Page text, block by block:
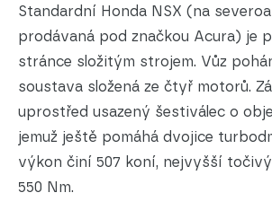
Standardní Honda NSX (na
prodávaná pod značkou Acura) je
stránce složitým strojem. Vůz
soustava složená ze čtyř motorů.
uprostřed usazený šestiválec o
jemuž ještě pomáhá dvojice
výkon činí 507 koní, nejvyšší
550 Nm.